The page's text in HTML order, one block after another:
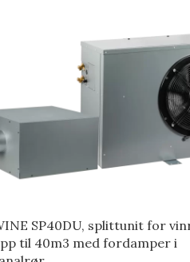
SP40DU, splittunit for
til 40m3 med fordamper i